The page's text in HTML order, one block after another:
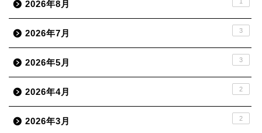
2026年8月
2026年7月 3
2026年5月 3
2026年4月 2
2026年3月 2